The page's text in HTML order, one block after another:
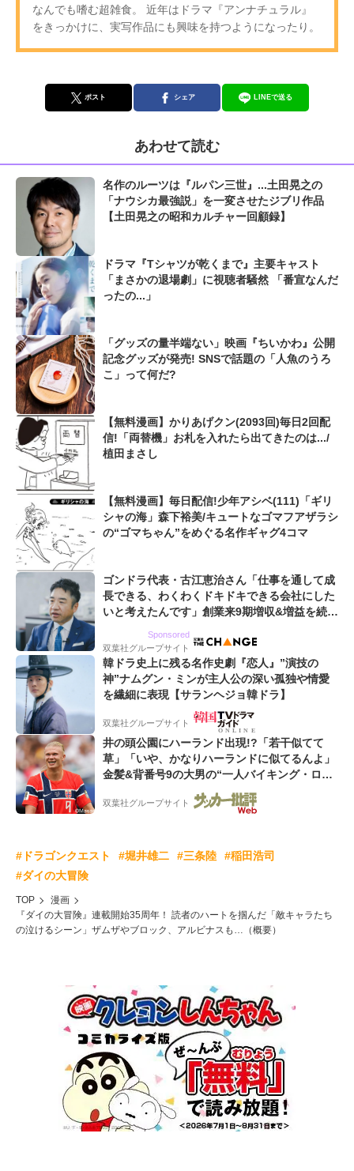
なんでも嗜む超雑食。 近年はドラマ『アンナチュラル』
をきっかけに、実写作品にも興味を持つようになったり。
ポスト シェア LINEで送る
あわせて読む
名作のルーツは『ルパン三世』...土田晃之の
「ナウシカ最強説」を一変させたジブリ作品
【土田晃之の昭和カルチャー回顧録】
ドラマ『Tシャツが乾くまで』主要キャスト
「まさかの退場劇」に視聴者騒然 「番宣なんだ
ったの...」
「グッズの量半端ない」映画『ちいかわ』公開
記念グッズが発売! SNSで話題の「人魚のうろ
こ」って何だ?
【無料漫画】かりあげクン(2093回)毎日2回配
信!「両替機」お札を入れたら出てきたのは.../
植田まさし
【無料漫画】毎日配信!少年アシベ(111)「ギリ
シャの海」森下裕美/キュートなゴマフアザラシ
の“ゴマちゃん”をめぐる名作ギャグ4コマ
ゴンドラ代表・古江恵治さん「仕事を通して成
長できる、わくわくドキドキできる会社にした
いと考えたんです」創業来9期増収&増益を続け
Sponsored
双葉社グループサイト
韓ドラ史上に残る名作史劇『恋人』”演技の
神”ナムグン・ミンが主人公の深い孤独や情愛
を繊細に表現【サランヘジョ韓ドラ】
双葉社グループサイト
井の頭公園にハーランド出現!?「若干似てて
草」「いや、かなりハーランドに似てるんよ」
金髪&背番号9の大男の“一人バイキング・ロ
ー”映像が話題!「元気をもらった」
双葉社グループサイト
#ドラゴンクエスト #堀井雄二 #三条陸
#稲田浩司
#ダイの大冒険
TOP
漫画
『ダイの大冒険』連載開始35周年！ 読者のハートを掴んだ「敵キャラたち
の泣けるシーン」ザムザやブロック、アルビナスも…（概要）